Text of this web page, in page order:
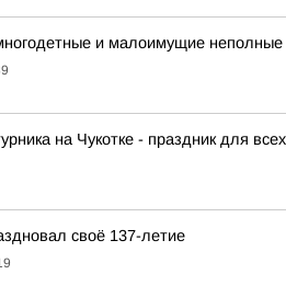
и малоимущие неполные
на Чукотке - праздник для
своё 137-летие